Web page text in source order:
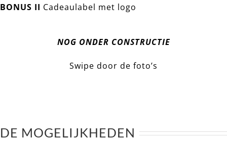
BONUS II Cadeaulabel met logo
NOG ONDER CONSTRUCTIE
Swipe door de foto’s
DE MOGELIJKHEDEN